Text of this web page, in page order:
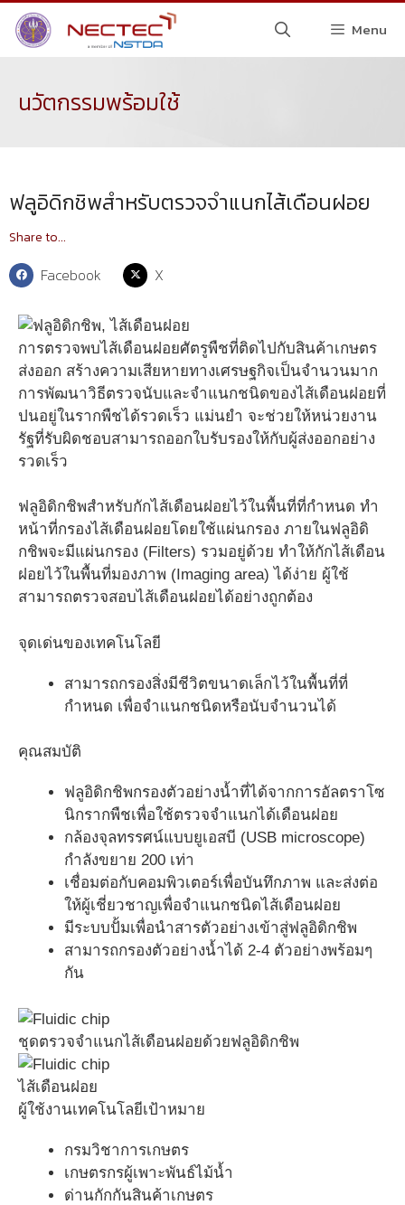
Menu
นวัตกรรมพร้อมใช้
ฟลูอิดิกชิพสำหรับตรวจจำแนกไส้เดือนฝอย
Share to...
Facebook X
การตรวจพบไส้เดือนฝอยศัตรูพืชที่ติดไปกับสินค้าเกษตร
ส่งออก สร้างความเสียหายทางเศรษฐกิจเป็นจำนวนมาก
การพัฒนาวิธีตรวจนับและจำแนกชนิดของไส้เดือนฝอยที่
ปนอยู่ในรากพืชได้รวดเร็ว แม่นยำ จะช่วยให้หน่วยงาน
รัฐที่รับผิดชอบสามารถออกใบรับรองให้กับผู้ส่งออกอย่าง
รวดเร็ว
ฟลูอิดิกชิพสำหรับกักไส้เดือนฝอยไว้ในพื้นที่ที่กำหนด ทำ
หน้าที่กรองไส้เดือนฝอยโดยใช้แผ่นกรอง ภายในฟลูอิดิ
กชิพจะมีแผ่นกรอง (Filters) รวมอยู่ด้วย ทำให้กักไส้เดือน
ฝอยไว้ในพื้นที่มองภาพ (Imaging area) ได้ง่าย ผู้ใช้
สามารถตรวจสอบไส้เดือนฝอยได้อย่างถูกต้อง
จุดเด่นของเทคโนโลยี
สามารถกรองสิ่งมีชีวิตขนาดเล็กไว้ในพื้นที่ที่
กำหนด เพื่อจำแนกชนิดหรือนับจำนวนได้
คุณสมบัติ
ฟลูอิดิกชิพกรองตัวอย่างน้ำที่ได้จากการอัลตราโซ
นิกรากพืชเพื่อใช้ตรวจจำแนกได้เดือนฝอย
กล้องจุลทรรศน์แบบยูเอสบี (USB microscope)
กำลังขยาย 200 เท่า
เชื่อมต่อกับคอมพิวเตอร์เพื่อบันทึกภาพ และส่งต่อ
ให้ผู้เชี่ยวชาญเพื่อจำแนกชนิดไส้เดือนฝอย
มีระบบปั้มเพื่อนำสารตัวอย่างเข้าสู่ฟลูอิดิกชิพ
สามารถกรองตัวอย่างน้ำได้ 2-4 ตัวอย่างพร้อมๆ
กัน
ชุดตรวจจำแนกไส้เดือนฝอยด้วยฟลูอิดิกชิพ
ไส้เดือนฝอย
ผู้ใช้งานเทคโนโลยีเป้าหมาย
กรมวิชาการเกษตร
เกษตรกรผู้เพาะพันธ์ไม้น้ำ
ด่านกักกันสินค้าเกษตร